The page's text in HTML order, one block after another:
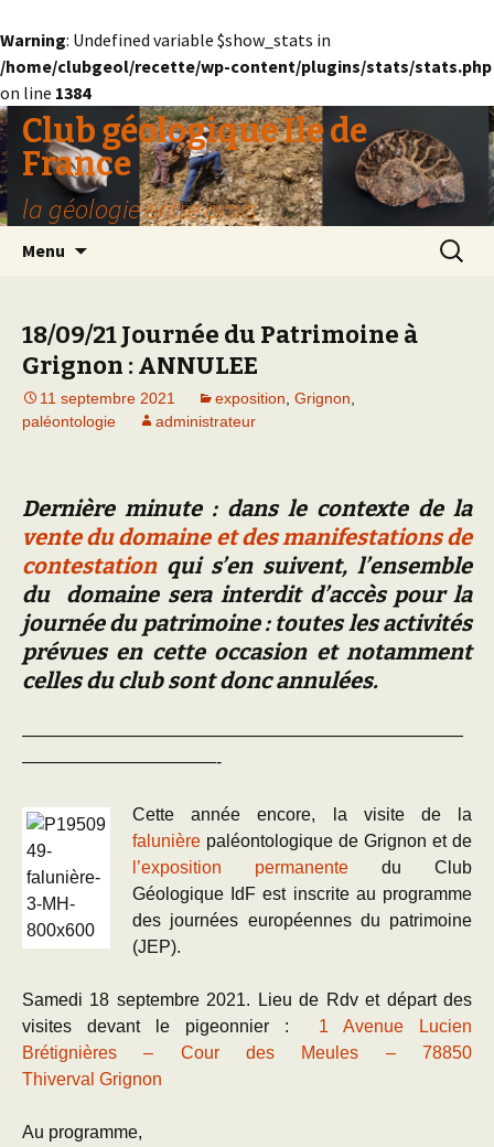
Warning: Undefined variable $show_stats in
/home/clubgeol/recette/wp-content/plugins/stats/stats.php
on line 1384
Club géologique Ile de
France
la géologie entre amis
Menu
18/09/21 Journée du Patrimoine à
Grignon : ANNULEE
11 septembre 2021 exposition Grignon
paléontologie
administrateur
Dernière minute : dans le contexte de la
vente du domaine et des manifestations de
contestationqui s’en suivent, l’ensemble
du domaine sera interdit d’accès pour la
journée du patrimoine : toutes les activités
prévues en cette occasion et notamment
celles du club sont donc annulées.
—————————————————————————
———————————-
Cette année encore, la visite de la
falunière paléontologique de Grignon et de
l’exposition permanente du Club
Géologique IdF est inscrite au programme
des journées européennes du patrimoine
(JEP).
Samedi 18 septembre 2021. Lieu de Rdv et départ des
visites devant le pigeonnier : 1 Avenue Lucien
Brétignières – Cour des Meules – 78850
Thiverval Grignon
Au programme,